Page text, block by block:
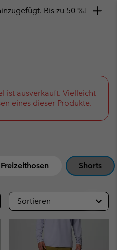
Bis zu 50 %!
ist ausverkauft. Vielleicht
eines dieser Produkte.
Freizeithosen Shorts
Sortieren